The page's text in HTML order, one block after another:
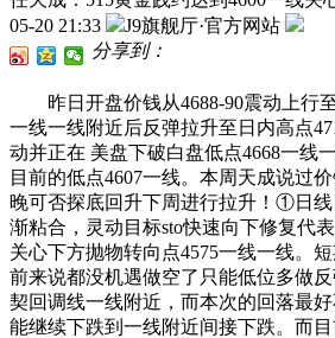
05-20 21:33
J9旗舰厅·官方网站
分享到：
昨日开盘价钱从4688-90震动上行至
一线一线附近后反弹拉升至日内高点
动并正在 美盘下破白盘低点4668一线
目前的低点4607一线。本周天成说过
晚可否探底回升下周进行拉升！①日线
渐粘合，灵动目标sto快速向下修复代
关心下方抛物转向点4575一线一线。
前来说都没机遇做空了只能低位多做
契回调线一线附近，而本次的回落最
能继续下跌到一线附近间接下跌。而